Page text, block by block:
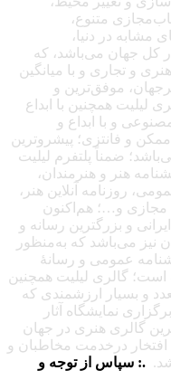
متنوع،
مشابه در دنیا،
کل جهان می‌باشد، که
از ۲۵۰ نمایشگاه هنری و تجاری و با میانگین
موفق‌ترین و
لیلیت همچنین با ابداع
و با ابداع و
و فانتزی؛ پیشروترین
ضمناً پلتفرم لیلیت
هنر و هنرمندان،
روزنامه آنلاین هنر،
مجازی و…؛ هم‌اکنون
و بزرگترین رسانه و
نیز می‌باشد که به‌منظور
عمومی و رسانهٔ
است؛ گالری لیلیت همچنین
و بسیار ارزشمندی که
نمایشگاه آثار
گالری هنری در جهان
افتخار درخدمت مخاطبان و
.: سپاس از توجه و